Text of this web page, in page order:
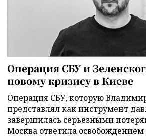
Операция СБУ и
новому кризису в Киеве
Операция СБУ, которую
представлял как инструмент
завершилась серьезными
Москва ответила